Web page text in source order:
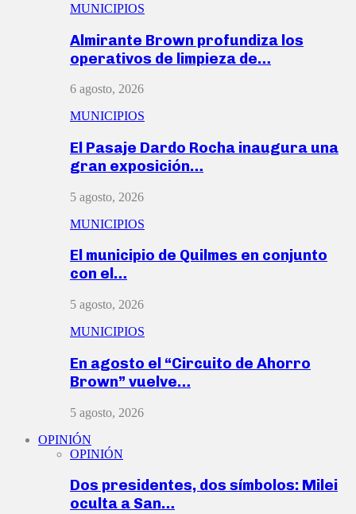
MUNICIPIOS
Almirante Brown profundiza los
operativos de limpieza de…
6 agosto, 2026
MUNICIPIOS
El Pasaje Dardo Rocha inaugura una
gran exposición…
5 agosto, 2026
MUNICIPIOS
El municipio de Quilmes en conjunto
con el…
5 agosto, 2026
MUNICIPIOS
En agosto el “Circuito de Ahorro
Brown” vuelve…
5 agosto, 2026
OPINIÓN
OPINIÓN
Dos presidentes, dos símbolos: Milei
oculta a San…